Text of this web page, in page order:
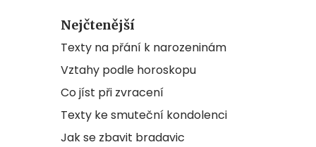
Nejčtenější
Texty na přání k narozeninám
Vztahy podle horoskopu
Co jíst při zvracení
Texty ke smuteční kondolenci
Jak se zbavit bradavic